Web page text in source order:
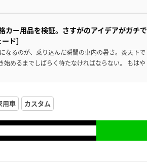
ー用品を検証。さすがのアイデアがガチで
ド］
なるのが、乗り込んだ瞬間の車内の暑さ。炎天下で
めるまでしばらく待たなければならない。 もはや
用車 カスタム